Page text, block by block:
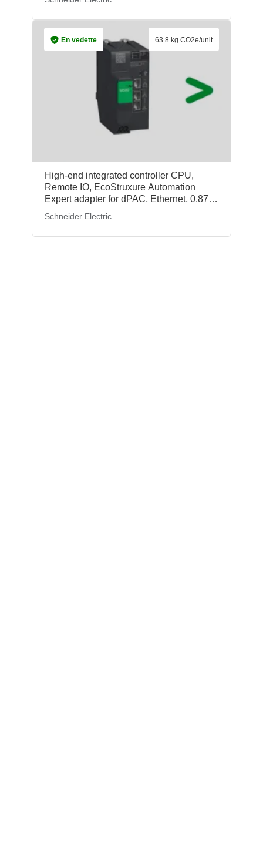
High-end integrated controller CPU,
Remote IO, EcoStruxure Automation
Expert adapter for dPAC, Ethernet, 0.871
Electric
Schneider Electric
En vedette 63.8 kg CO2e/unit